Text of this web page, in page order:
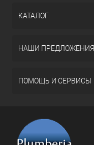
КАТАЛОГ
НАШИ ПРЕДЛОЖЕНИЯ
ПОМОЩЬ И СЕРВИСЫ